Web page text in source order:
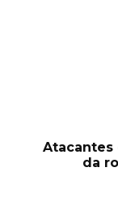
Atacantes
da